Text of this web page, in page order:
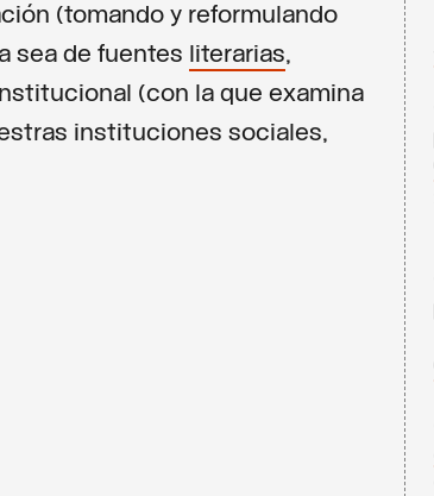
(tomando y reformulando
sea de fuentes literarias,
(con la que examina
instituciones sociales,